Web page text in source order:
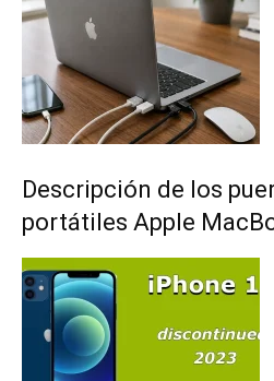
Descripción de los
portátiles Apple